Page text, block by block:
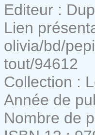
Editeur :
Lien
olivia/bd/
tout/94612
Collection :
Année de
Nombre de